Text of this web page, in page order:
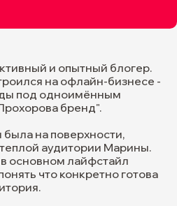
и опытный блогер.
на офлайн-бизнесе -
под одноимённым
бренд".
на поверхности,
аудитории Марины.
основном лайфстайл
что конкретно готова
бриф,
файлом